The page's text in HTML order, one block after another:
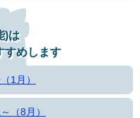
)は
すめします
1月）
（8月）